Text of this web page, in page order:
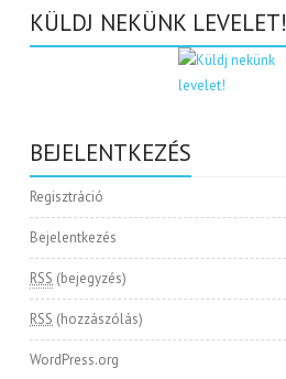
KÜLDJ NEKÜNK LEVELET!
BEJELENTKEZÉS
Regisztráció
Bejelentkezés
RSS (bejegyzés)
RSS (hozzászólás)
WordPress.org